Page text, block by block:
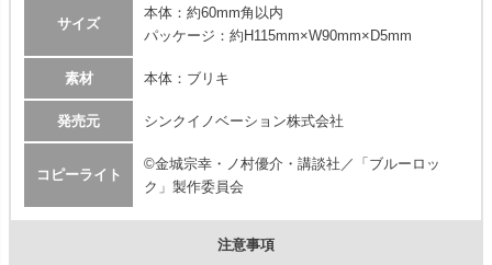
サイズ
本体：約60mm角以内
パッケージ：約H115mm×W90mm×D5mm
素材 本体：ブリキ
発売元 シンクイノベーション株式会社
コピーライト
©金城宗幸・ノ村優介・講談社／「ブルーロッ
ク」製作委員会
注意事項